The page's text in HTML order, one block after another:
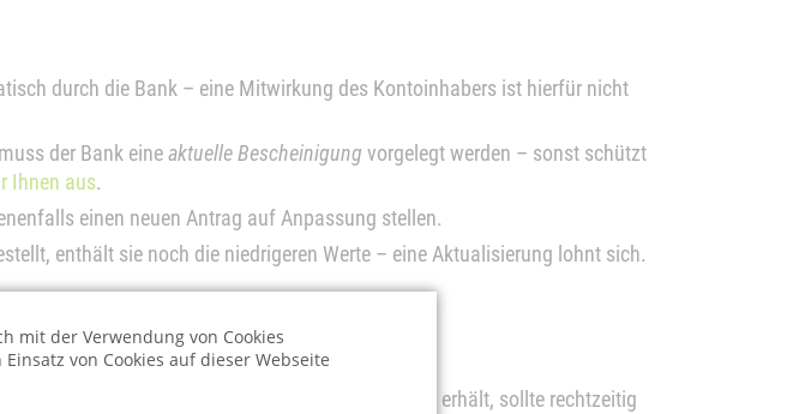
durch die Bank – eine Mitwirkung des Kontoinhabers ist hierfür nicht
der Bank eineaktuelle Bescheinigung vorgelegt werden – sonst schützt
Ihnen aus.
einen neuen Antrag auf Anpassung stellen.
enthält sie noch die niedrigeren Werte – eine Aktualisierung lohnt sich.
zahlt, Kindergeld bezieht oder Sozialleistungen erhält, sollte rechtzeitig
mit der Verwendung von Cookies
von Cookies auf dieser Webseite